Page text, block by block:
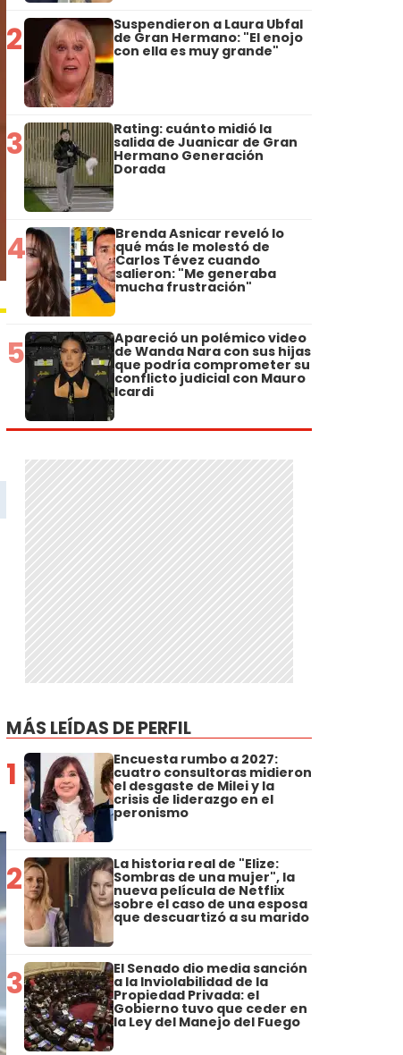
2 Suspendieron a Laura Ubfal
de Gran Hermano: "El enojo
con ella es muy grande"
3 Rating: cuánto midió la
salida de Juanicar de Gran
Hermano Generación
Dorada
4 Brenda Asnicar reveló lo
qué más le molestó de
Carlos Tévez cuando
salieron: "Me generaba
mucha frustración"
5 Apareció un polémico video
de Wanda Nara con sus hijas
que podría comprometer su
conflicto judicial con Mauro
Icardi
MÁS LEÍDAS DE PERFIL
1 Encuesta rumbo a 2027:
cuatro consultoras midieron
el desgaste de Milei y la
crisis de liderazgo en el
peronismo
2 La historia real de "Elize:
Sombras de una mujer", la
nueva película de Netflix
sobre el caso de una esposa
que descuartizó a su marido
3 El Senado dio media sanción
a la Inviolabilidad de la
Propiedad Privada: el
Gobierno tuvo que ceder en
la Ley del Manejo del Fuego